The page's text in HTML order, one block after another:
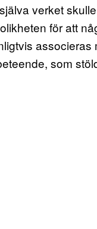
verket
för att
associeras
som